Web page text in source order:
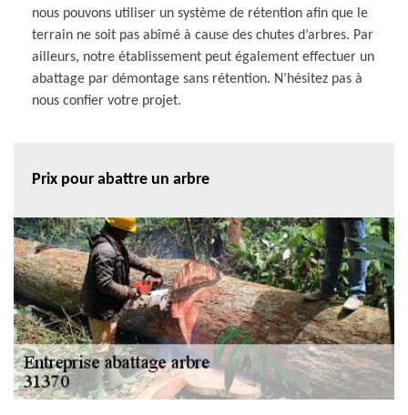
nous pouvons utiliser un système de rétention afin que le
terrain ne soit pas abîmé à cause des chutes d’arbres. Par
ailleurs, notre établissement peut également effectuer un
abattage par démontage sans rétention. N’hésitez pas à
nous confier votre projet.
Prix pour abattre un arbre